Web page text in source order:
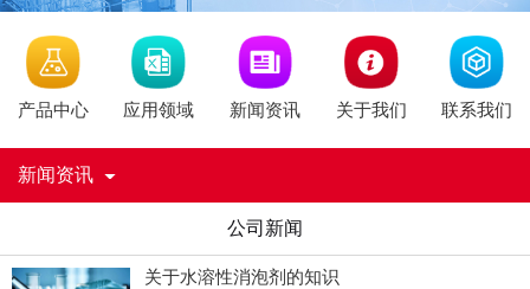
产品中心 应用领域 新闻资讯 关于我们 联系我们
新闻资讯
公司新闻
关于水溶性消泡剂的知识